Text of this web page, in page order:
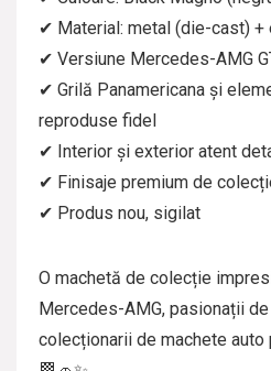
✔ Material: metal (die-cast)
✔ Versiune Mercedes-AMG
✔ Grilă Panamericana și
reproduse fidel
✔ Interior și exterior atent
✔ Finisaje premium de
✔ Produs nou, sigilat
O machetă de colecție
Mercedes-AMG, pasionații
colecționarii de machete auto